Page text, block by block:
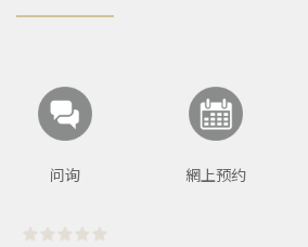
问询 網上预约